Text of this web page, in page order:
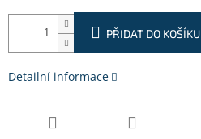
PŘIDAT DO KOŠÍKU
Detailní informace